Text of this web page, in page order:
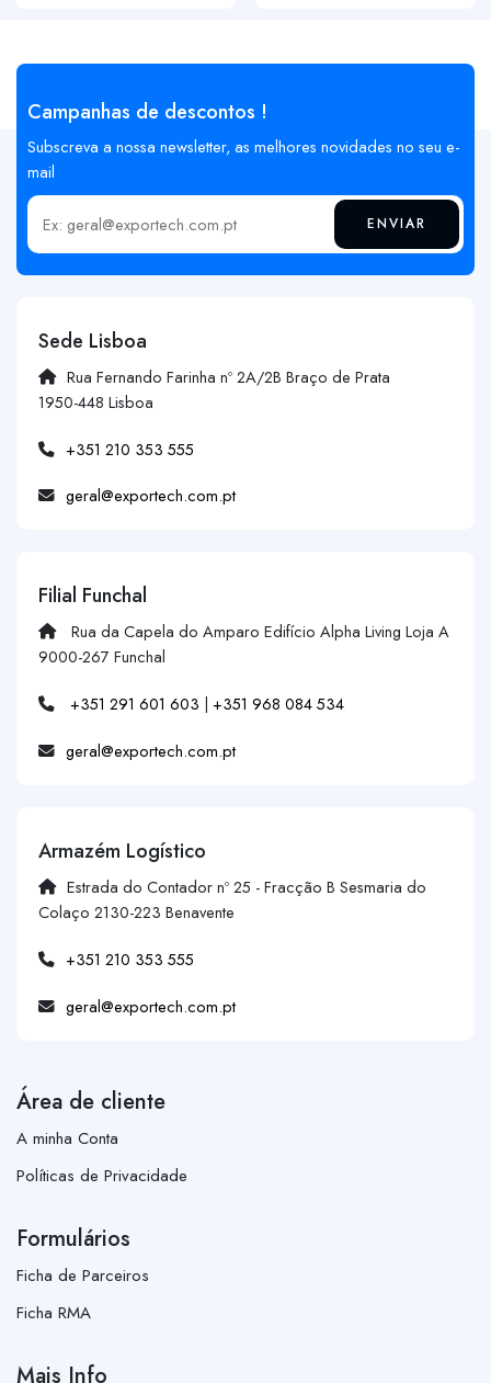
Campanhas de descontos !
Subscreva a nossa newsletter, as melhores novidades no seu e-
mail
Insira o seu email ENVIAR
Sede Lisboa
Rua Fernando Farinha nº 2A/2B Braço de Prata
1950-448 Lisboa
+351 210 353 555
geral@exportech.com.pt
Filial Funchal
Rua da Capela do Amparo Edifício Alpha Living Loja A
9000-267 Funchal
+351 291 601 603 | +351 968 084 534
geral@exportech.com.pt
Armazém Logístico
Estrada do Contador nº 25 - Fracção B Sesmaria do
Colaço 2130-223 Benavente
+351 210 353 555
geral@exportech.com.pt
Área de cliente
A minha Conta
Políticas de Privacidade
Formulários
Ficha de Parceiros
Ficha RMA
Mais Info